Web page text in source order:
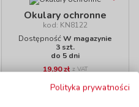
Okulary ochronne
kod: KN8122
DostępnośćW magazynie
3 szt.
do 5 dni
19,90 zł z VAT
Do koszyka
Polityka prywatności